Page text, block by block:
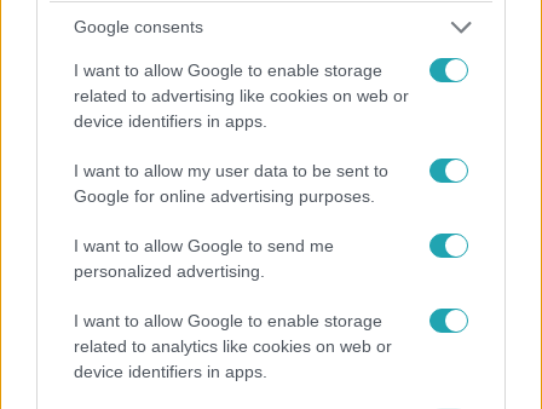
Google consents
I want to allow Google to enable storage
related to advertising like cookies on web or
device identifiers in apps.
I want to allow my user data to be sent to
Google for online advertising purposes.
I want to allow Google to send me
personalized advertising.
I want to allow Google to enable storage
related to analytics like cookies on web or
device identifiers in apps.
2015. december 23. 17:00
12 év után valaki elhagyja a Mátyás király teret
A karácsonyra készülnek a Barátok közt szereplői is! Az
ünnepi készülődésben Kiss Ramóna most először mesél
egy régóta várt esküvőt láthatnak a nézők, amelynek
forgatásán a Fókusz is ott volt.